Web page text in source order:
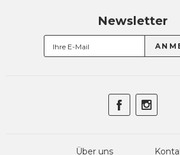
Newsletter
Über uns